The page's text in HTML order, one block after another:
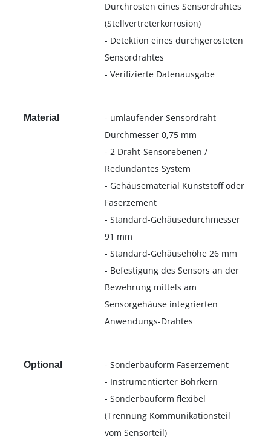
Durchrosten eines Sensordrahtes
(Stellvertreterkorrosion)
- Detektion eines durchgerosteten
Sensordrahtes
- Verifizierte Datenausgabe
Material
- umlaufender Sensordraht
Durchmesser 0,75 mm
- 2 Draht-Sensorebenen /
Redundantes System
- Gehäusematerial Kunststoff oder
Faserzement
- Standard-Gehäusedurchmesser
91 mm
- Standard-Gehäusehöhe 26 mm
- Befestigung des Sensors an der
Bewehrung mittels am
Sensorgehäuse integrierten
Anwendungs-Drahtes
Optional
- Sonderbauform Faserzement
- Instrumentierter Bohrkern
- Sonderbauform flexibel
(Trennung Kommunikationsteil
vom Sensorteil)